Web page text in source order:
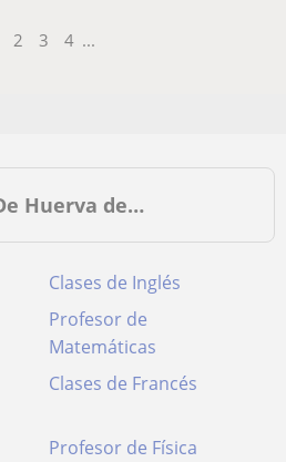
2 3 4 ...
Huerva de…
Clases de Inglés
Profesor de
Matemáticas
Clases de Francés
Profesor de Física